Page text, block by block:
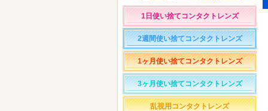
1日使い捨てコンタクトレンズ
2週間使い捨てコンタクトレンズ
1ヶ月使い捨てコンタクトレンズ
3ヶ月使い捨てコンタクトレンズ
乱視用コンタクトレンズ